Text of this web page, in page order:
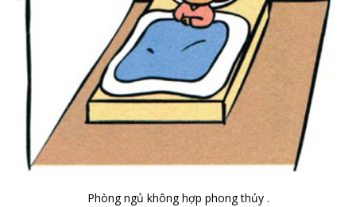
Phòng ngủ không hợp phong thủy .